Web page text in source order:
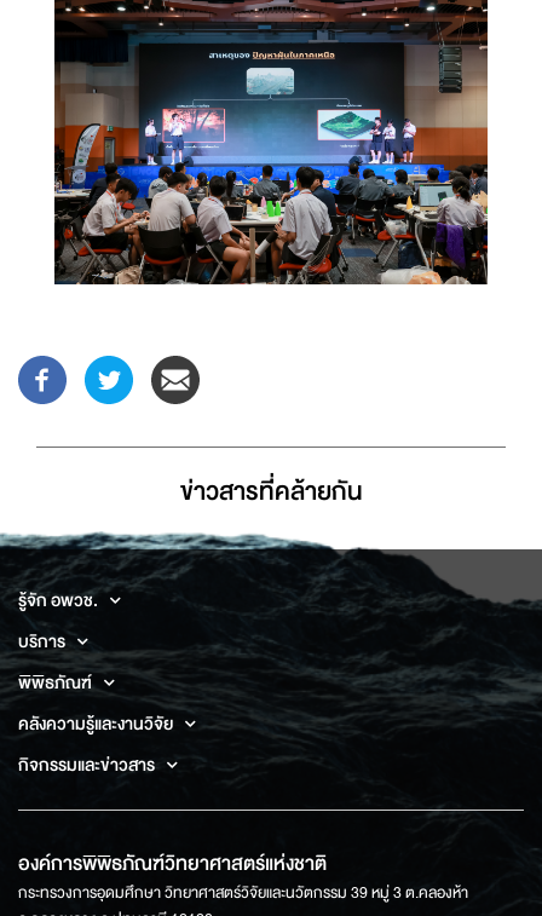
ข่าวสารที่่คล้ายกัน
รู้จัก อพวช.
บริการ
พิพิธภัณฑ์
คลังความรู้และงานวิจัย
กิจกรรมและข่าวสาร
องค์การพิพิธภัณฑ์วิทยาศาสตร์แห่งชาติ
กระทรวงการอุดมศึกษา วิทยาศาสตร์วิจัยและนวัตกรรม 39 หมู่ 3 ต.คลองห้า